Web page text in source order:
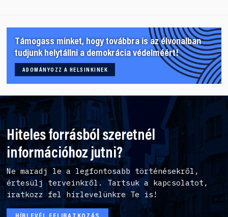
Támogass minket, hogy továbbra is az élvonalban
tudjunk helytállni a demokrácia védelméért!
ADOMÁNYOZZ A HELSINKINEK
Hiteles forrásból szeretnél
információhoz jutni?
Ne maradj le a legfontosabb történésekről,
értesülj terveinkről. Tartsuk a kapcsolatot,
iratkozz fel hírlevelünkre Te is!